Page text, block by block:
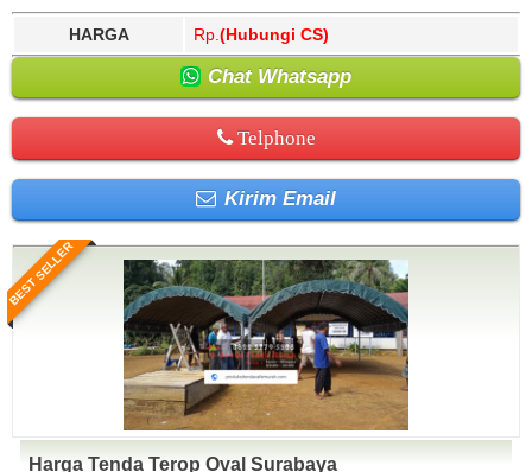
HARGA Rp. (Hubungi CS)
Chat Whatsapp
Telphone
Kirim Email
BEST SELLER
Harga Tenda Terop Oval Surabaya